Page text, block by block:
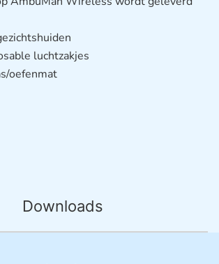
Downloads
luchtzakjes
oefenmat